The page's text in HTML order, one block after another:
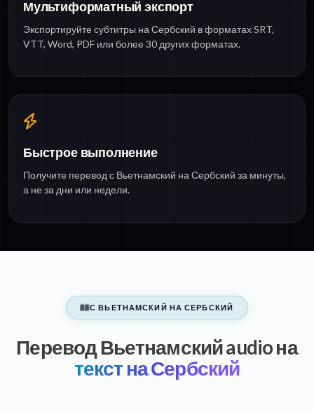
Мультиформатный экспорт
Экспортируйте субтитры на Сербский в форматах SRT,
VTT, Word, PDF или более 30 других форматах.
Быстрое выполнение
Получите перевод с Вьетнамский на Сербский за минуты,
а не за дни или недели.
С ВЬЕТНАМСКИЙ НА СЕРБСКИЙ
Перевод Вьетнамский audio на
текст на Сербский